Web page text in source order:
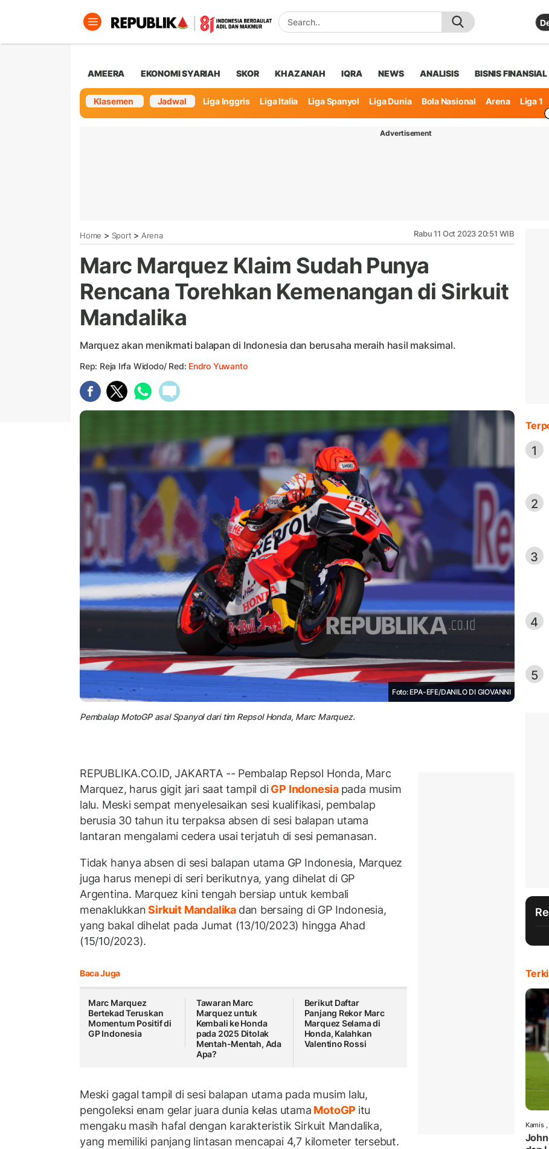
AMEERA EKONOMI SYARIAH SKOR KHAZANAH IQRA NEWS ANALISIS BISNIS FINANSIAL
Klasemen Jadwal Liga Inggris Liga Italia Liga Spanyol Liga Dunia Bola Nasional Arena
Liga 1
Advertisement
Home > Sport > Arena Rabu 11 Oct 2023 20:51 WIB
Marc Marquez Klaim Sudah Punya
Rencana Torehkan Kemenangan di Sirkuit
Mandalika
Marquez akan menikmati balapan di Indonesia dan berusaha meraih hasil maksimal.
Rep: Reja Irfa Widodo/ Red: Endro Yuwanto
Foto: EPA-EFE/DANILO DI GIOVANNI
Pembalap MotoGP asal Spanyol dari tim Repsol Honda, Marc Marquez.
REPUBLIKA.CO.ID, JAKARTA -- Pembalap Repsol Honda, Marc
Marquez, harus gigit jari saat tampil diGP Indonesia pada musim
lalu. Meski sempat menyelesaikan sesi kualifikasi, pembalap
berusia 30 tahun itu terpaksa absen di sesi balapan utama
lantaran mengalami cedera usai terjatuh di sesi pemanasan.
Tidak hanya absen di sesi balapan utama GP Indonesia, Marquez
juga harus menepi di seri berikutnya, yang dihelat di GP
Argentina. Marquez kini tengah bersiap untuk kembali
menaklukkanSirkuit Mandalika dan bersaing di GP Indonesia,
yang bakal dihelat pada Jumat (13/10/2023) hingga Ahad
(15/10/2023).
Baca Juga
Marc Marquez
Bertekad Teruskan
Momentum Positif di
GP Indonesia
Tawaran Marc
Marquez untuk
Kembali ke Honda
pada 2025 Ditolak
Mentah-Mentah, Ada
Apa?
Berikut Daftar
Panjang Rekor Marc
Marquez Selama di
Honda, Kalahkan
Valentino Rossi
Meski gagal tampil di sesi balapan utama pada musim lalu,
pengoleksi enam gelar juara dunia kelas utama MotoGP itu
mengaku masih hafal dengan karakteristik Sirkuit Mandalika,
yang memiliki panjang lintasan mencapai 4,7 kilometer tersebut.
1
2
3
4
5
Kamis